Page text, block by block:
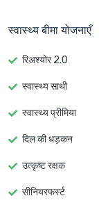
स्वास्थ्य बीमा योजनाएँ
रिअश्योर 2.0
स्वास्थ्य साथी
स्वास्थ्य प्रीमिया
दिल की धड़कन
उत्कृष्ट रक्षक
सीनियरफर्स्ट